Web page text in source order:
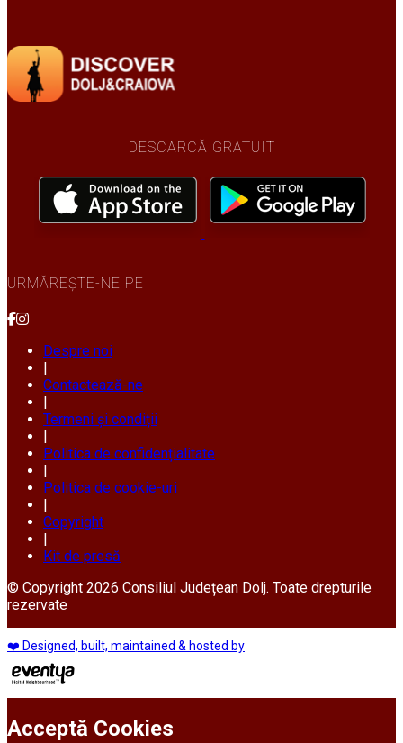
DESCARCĂ GRATUIT
URMĂREȘTE-NE PE
Despre noi
Contactează-ne
Termeni și condiții
Politica de confidențialitate
Politica de cookie-uri
Copyright
Kit de presă
© Copyright 2026 Consiliul Județean Dolj. Toate drepturile
rezervate
❤️ Designed, built, maintained & hosted by
Acceptă Cookies